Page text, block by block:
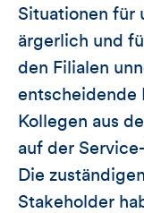
Situationen für
ärgerlich und
den Filialen
entscheidende
Kollegen aus
auf der
Die
Stakeholder